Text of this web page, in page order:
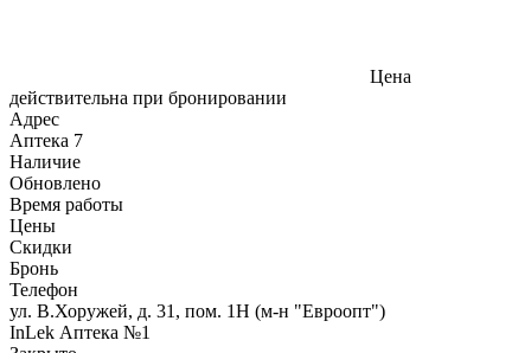
Цена
действительна при бронировании
Адрес
Аптека 7
Наличие
Обновлено
Время работы
Цены
Скидки
Бронь
Телефон
ул. В.Хоружей, д. 31, пом. 1Н (м-н "Евроопт")
InLek Аптека №1